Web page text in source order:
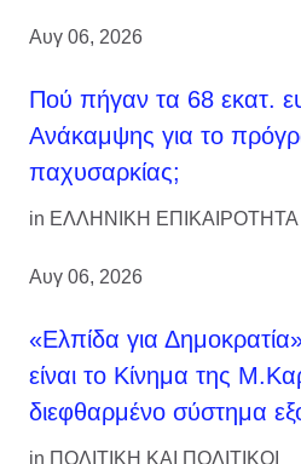
Αυγ 06, 2026
Πού πήγαν τα 68 εκατ.
Ανάκαμψης για το
παχυσαρκίας;
in ΕΛΛΗΝΙΚΗ ΕΠΙΚΑΙΡΟΤΗΤΑ
Αυγ 06, 2026
«Ελπίδα για
είναι το Κίνημα της
διεφθαρμένο σύστημα
in ΠΟΛΙΤΙΚΗ ΚΑΙ ΠΟΛΙΤΙΚΟΙ